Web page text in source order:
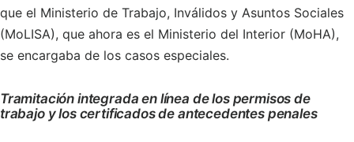
que el Ministerio de Trabajo, Inválidos y Asuntos Sociales
(MoLISA), que ahora es el Ministerio del Interior (MoHA),
se encargaba de los casos especiales.
Tramitación integrada en línea de los permisos de
trabajo y los certificados de antecedentes penales